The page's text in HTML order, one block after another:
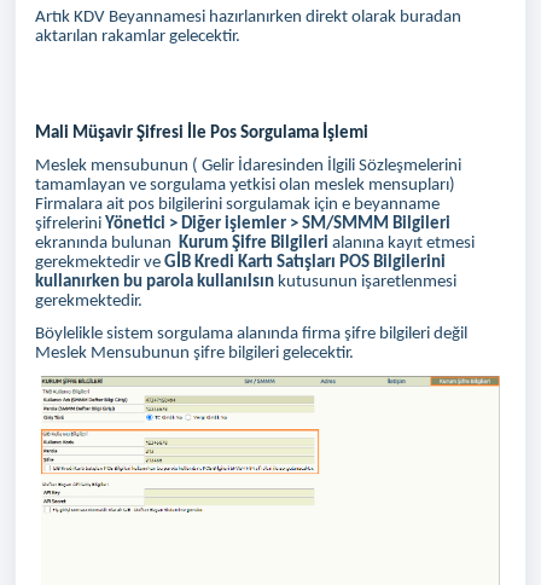
Artık KDV Beyannamesi hazırlanırken direkt olarak buradan
aktarılan rakamlar gelecektir.
Mali Müşavir Şifresi İle Pos Sorgulama İşlemi
Meslek mensubunun ( Gelir İdaresinden İlgili Sözleşmelerini
tamamlayan ve sorgulama yetkisi olan meslek mensupları)
Firmalara ait pos bilgilerini sorgulamak için e beyanname
şifrelerini Yönetici > Diğer işlemler > SM/SMMM Bilgileri
ekranında bulunan Kurum Şifre Bilgileri alanına kayıt etmesi
gerekmektedir ve GİB Kredi Kartı Satışları POS Bilgilerini
kullanırken bu parola kullanılsın kutusunun işaretlenmesi
gerekmektedir.
Böylelikle sistem sorgulama alanında firma şifre bilgileri değil
Meslek Mensubunun şifre bilgileri gelecektir.